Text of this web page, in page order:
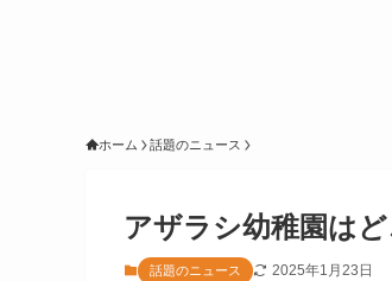
ホーム 話題のニュース
アザラシ幼稚園は
話題のニュース 2025年1月23日